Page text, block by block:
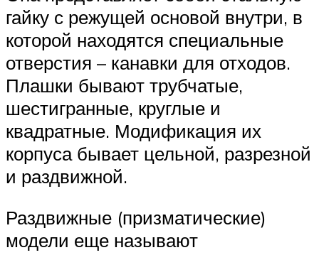
гайку с режущей основой внутри, в
которой находятся специальные
отверстия – канавки для отходов.
Плашки бывают трубчатые,
шестигранные, круглые и
квадратные. Модификация их
корпуса бывает цельной, разрезной
и раздвижной.
Раздвижные (призматические)
модели еще называют